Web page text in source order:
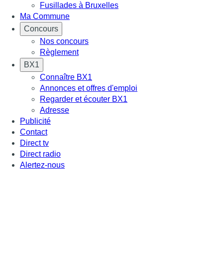
Fusillades à Bruxelles
Ma Commune
Concours
Nos concours
Règlement
BX1
Connaître BX1
Annonces et offres d'emploi
Regarder et écouter BX1
Adresse
Publicité
Contact
Direct tv
Direct radio
Alertez-nous